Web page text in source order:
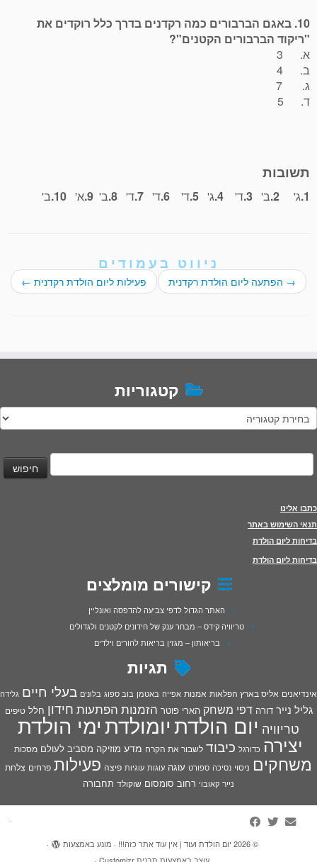
10. באגם הברבורים כמה רקדנים בדרך כלל רוקדים את
"ריקוד הברבורים הקטנים"?
א. 3
ב. 4
ג. 7
ד. 5
תשובות
1. ג' 2. ב' ד' ג' 5.ד' 6.ד' 7.ד' 8. ב' 9.א' 10. ב'
ניווט בעמודים
→ הפתעה ליום הולדת רקדנית פעילות ליום הולדת רקדנית ←
קטגוריות
קטגוריות
חיפוש:
כתבו אלינו
תנאי השימוש באתר
בדיחות ליום הולדת
בדיחות ליום הולדת
קישורים מומלצים
האתר הגדול לדפי צביעה להדפסה ואונליין
טריוויה קידס – מבחר ענק של חידונים לקטנים ולגדולים
בריאותון – מגזין בריאות להורים וילדים
תגיות
אינדיאנים אליס בארץ הפלאות אמנות אפייה באטמן בוב ספוג בלונים בעלי חיים גלידה
גליל נייר דורה דפי משחק הארי פוטר הזמנות הפתעות חידון חלל טיפים
טריוויה יום הולדתיומולדתימי הולדת
יצירה כדורגל כיבוד לשבור את הקרח מדע מוזיקה מסביב לעולם מסכות
משחקים ניסוי נסיכה ספורט עוגה עוגות עוגיות פיצה פעילות פרחים צלחת
נייר קאובוי רחוב סומסום שוקולד תחבורה
·
© 2026 יום הולדת ועוד | אין עוד אתר כזה!!! · מונע באמצעות
·